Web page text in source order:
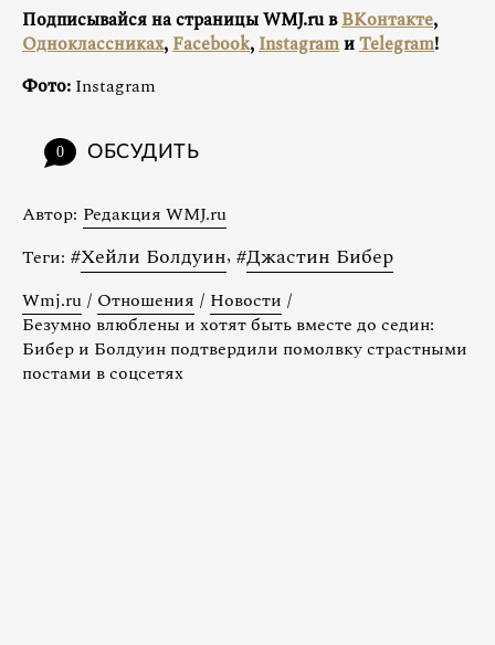
Подписывайся на страницы WMJ.ru вВКонтакте,
Одноклассниках,Facebook,InstagramиTelegram!
Фото: Instagram
0 ОБСУДИТЬ
Автор: Редакция WMJ.ru
Теги: #Хейли Болдуин, #Джастин Бибер
Wmj.ru / Отношения / Новости /
Безумно влюблены и хотят быть вместе до седин:
Бибер и Болдуин подтвердили помолвку страстными
постами в соцсетях